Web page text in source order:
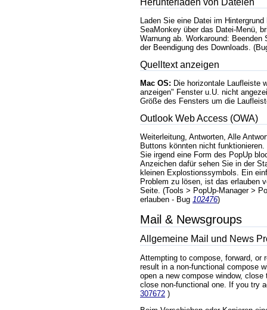
Laden Sie eine Datei im
SeaMonkey über das Datei-Menü,
Warnung ab. Workaround:
der Beendigung des Downloads.
Quelltext anzeigen
Mac OS: Die horizontale Laufleiste
anzeigen" Fenster u.U. nicht
Größe des Fensters um die
Outlook Web Access (OWA)
Weiterleitung, Antworten, Alle
Buttons könnten nicht
Sie irgend eine Form des PopUp
Anzeichen dafür sehen Sie in der
kleinen Explostionssymbols. Ein
Problem zu lösen, ist das erlauben
Seite. (Tools > PopUp-Manager >
erlauben - Bug 102476)
Mail & Newsgroups
Allgemeine Mail und News
Attempting to compose, forward, or
result in a non-functional compose
open a new compose window, close
close non-functional one. If you try
307672 )